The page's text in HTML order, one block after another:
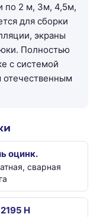
по 2 м, 3м, 4,5м,
для сборки
экраны
Полностью
с системой
оцинк.
сварная
Н